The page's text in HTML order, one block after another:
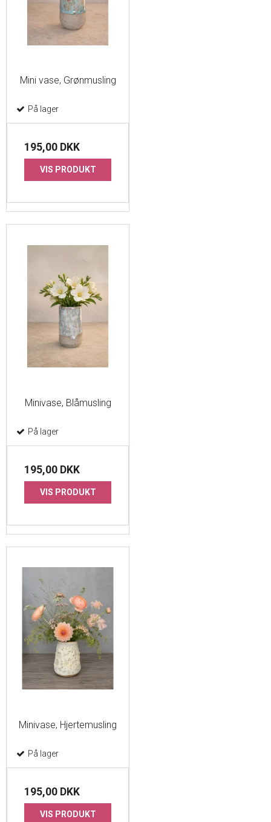
Mini vase, Grønmusling
På lager
195,00 DKK
VIS PRODUKT
Minivase, Blåmusling
På lager
195,00 DKK
VIS PRODUKT
Minivase, Hjertemusling
På lager
195,00 DKK
VIS PRODUKT